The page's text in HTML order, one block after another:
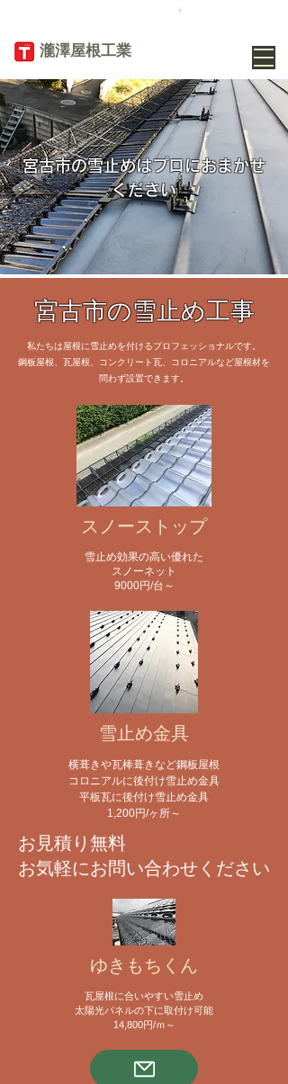
​瀧澤屋根工業
宮古市の雪止めはプロにおまかせ
ください
宮古市の雪止め工事
私たちは屋根に雪止めを付けるプロフェッショナルです。
鋼板屋根、瓦屋根、コンクリート瓦、コロニアルなど屋根材を
問わず設置できます。
スノーストップ
雪止め効果の高い優れた
スノーネット
​9000円/台～
雪止め金具
横葺きや瓦棒葺きなど鋼板屋根
コロニアルに後付け雪止め金具
平板瓦に後付け雪止め金具
​1,200円/ヶ所～
​お見積り無料
お気軽にお問い合わせください
ゆきもちくん
瓦屋根に合いやすい雪止め
太陽光パネルの下に取付け可能
​14,800円/ｍ～